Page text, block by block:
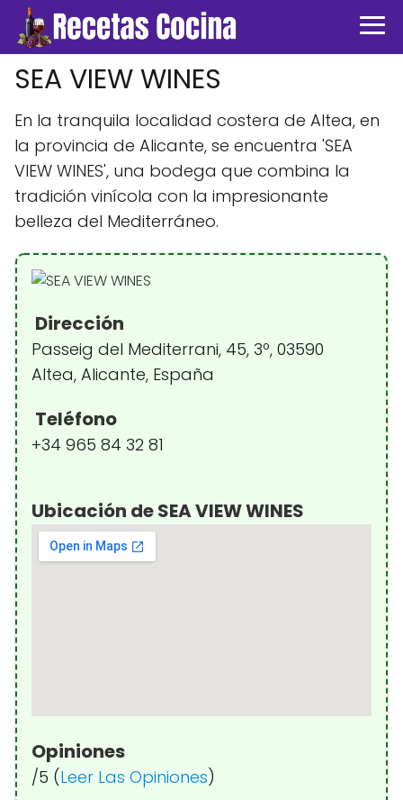
SEA VIEW WINES
En la tranquila localidad costera de Altea, en
la provincia de Alicante, se encuentra 'SEA
VIEW WINES', una bodega que combina la
tradición vinícola con la impresionante
belleza del Mediterráneo.
Dirección
Passeig del Mediterrani, 45, 3º, 03590
Altea, Alicante, España
Teléfono
+34 965 84 32 81
Ubicación de SEA VIEW WINES
Opiniones
/5 (Leer Las Opiniones)